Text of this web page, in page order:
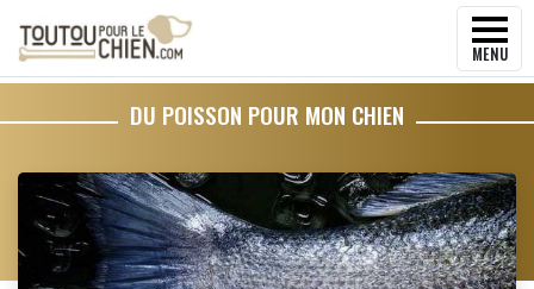
MENU
DU POISSON POUR MON CHIEN